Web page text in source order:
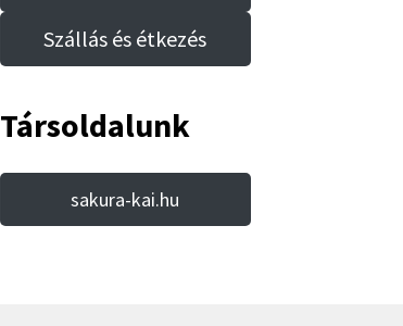
Szállás és étkezés
Társoldalunk
sakura-kai.hu